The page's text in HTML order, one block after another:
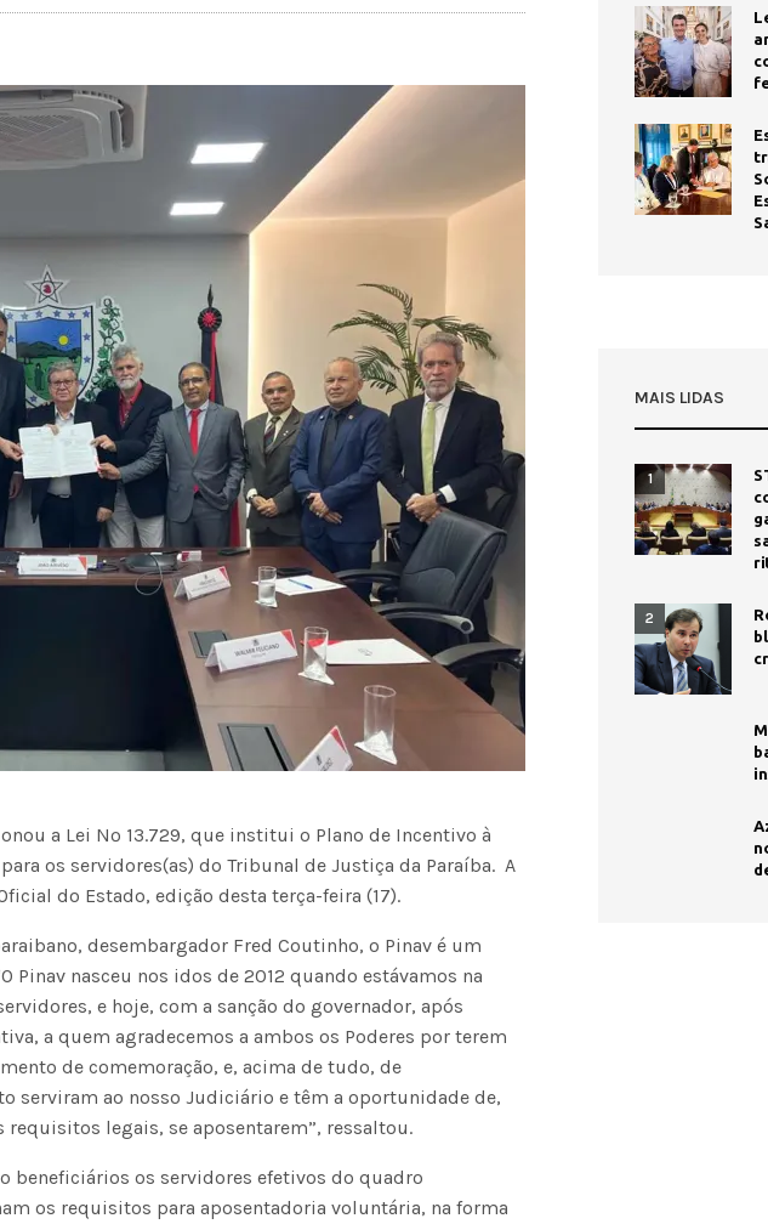
a Lei Nº 13.729, que institui o Plano de Incentivo à
os servidores(as) do Tribunal de Justiça da Paraíba. A
do Estado, edição desta terça-feira (17).
desembargador Fred Coutinho, o Pinav é um
Pinav nasceu nos idos de 2012 quando estávamos na
e hoje, com a sanção do governador, após
a quem agradecemos a ambos os Poderes por terem
de comemoração, e, acima de tudo, de
serviram ao nosso Judiciário e têm a oportunidade de,
legais, se aposentarem”, ressaltou.
beneficiários os servidores efetivos do quadro
os requisitos para aposentadoria voluntária, na forma
MAIS LIDAS
1
2